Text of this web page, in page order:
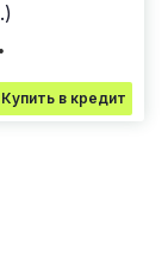
Купить в кредит